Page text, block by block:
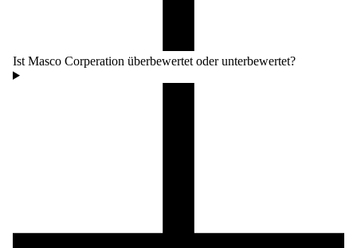
Ist Masco Corperation überbewertet oder unterbewertet?